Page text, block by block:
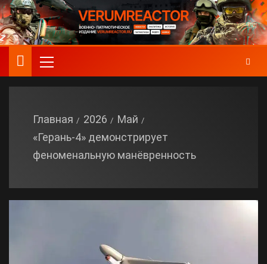
Главная 2026
Май
«Герань‑4» демонстрирует
феноменальную манёвренность